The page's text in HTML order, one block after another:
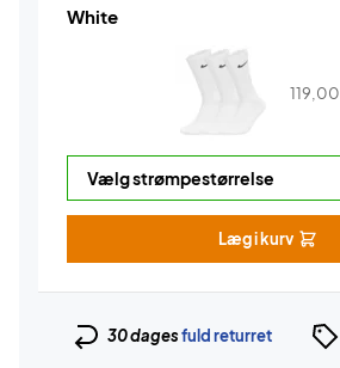
White
119,00
Læg i kurv
30 dagesfuld returret